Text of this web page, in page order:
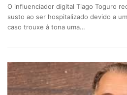
O influenciador digital Tiago Toguro
susto ao ser hospitalizado devido a
caso trouxe à tona uma…